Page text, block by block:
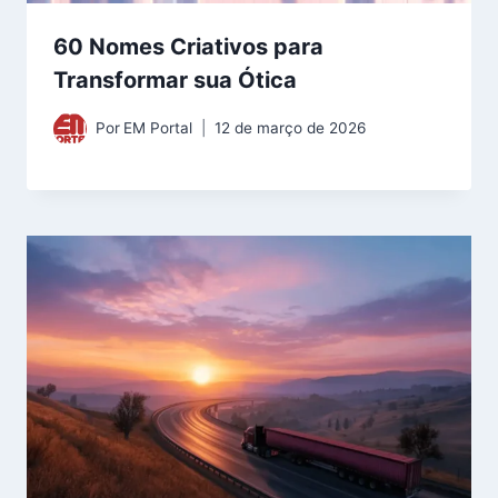
60 Nomes Criativos para
Transformar sua Ótica
Por EM Portal 12 de março de 2026